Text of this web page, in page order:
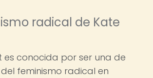
radical de Kate
es conocida por ser una de
feminismo radical en